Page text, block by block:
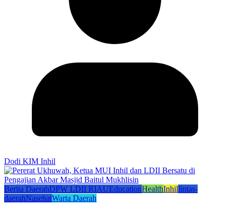
Dodi KIM Inhil
Berita DaerahDPW LDII RIAUEducationHealthInhillintas-
daerahNasehatWarta Daerah